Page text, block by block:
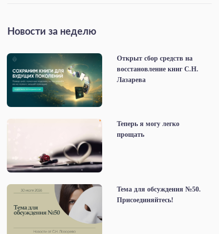
Новости за неделю
Открыт сбор средств на
восстановление книг С.Н.
Лазарева
Теперь я могу легко
прощать
Тема для обсуждения №50.
Присоединяйтесь!